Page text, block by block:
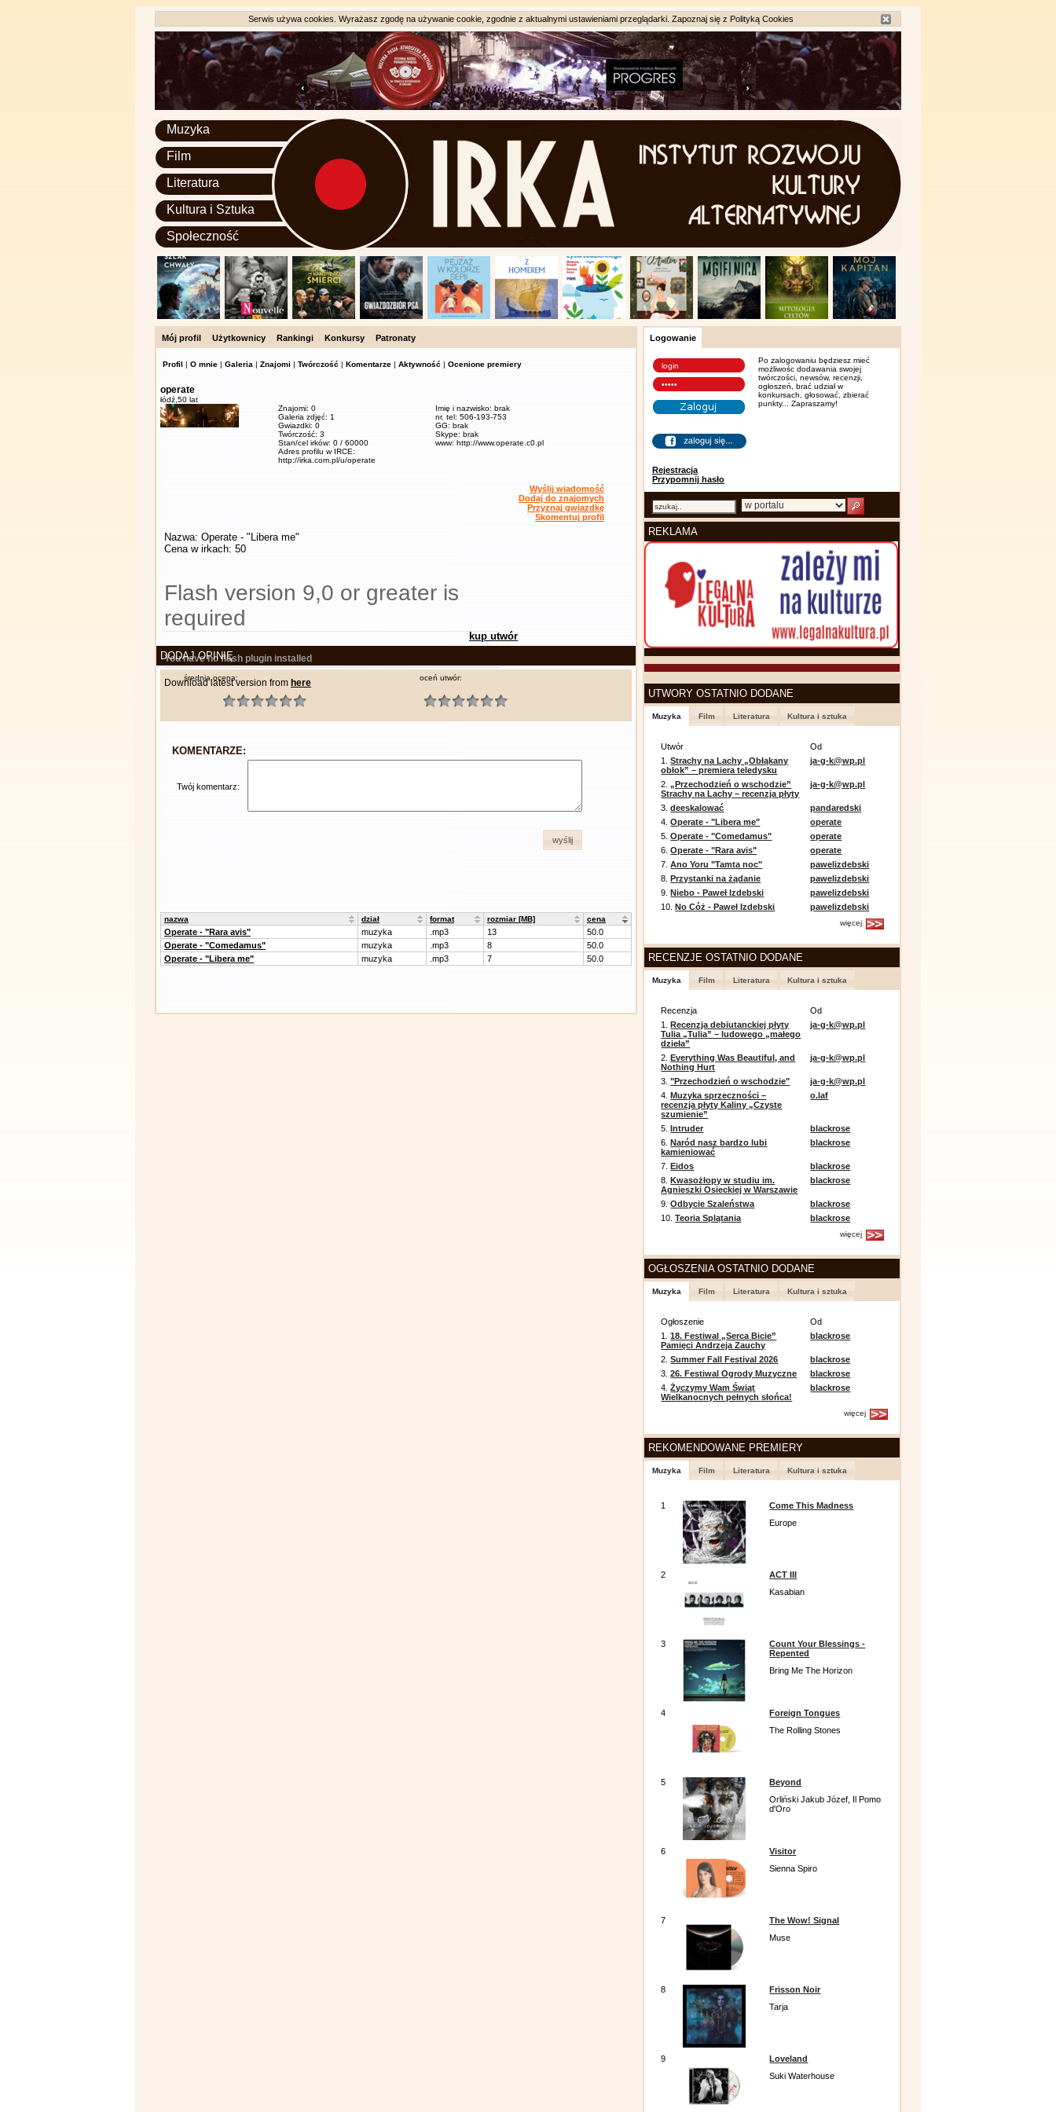
Serwis używa cookies. Wyrażasz zgodę na używanie cookie, zgodnie z aktualnymi ustawieniami przeglądarki. Zapoznaj się z Polityką Cookies
Muzyka
Film
Literatura
Kultura i Sztuka
Społeczność
Mój profil Użytkownicy Rankingi Konkursy Patronaty
Profil | O mnie | Galeria | Znajomi | Twórczość | Komentarze | Aktywność | Ocenione premiery
operate
łódź, 50 lat
Znajomi: 0
Galeria zdjęć: 1
Gwiazdki: 0
Twórczość: 3
Stan/cel irków: 0 / 60000
Adres profilu w IRCE:
http://irka.com.pl/u/operate
Imię i nazwisko: brak
nr. tel: 506-193-753
GG: brak
Skype: brak
www: http://www.operate.c0.pl
Wyślij wiadomość
Dodaj do znajomych
Przyznaj gwiazdkę
Skomentuj profil
Nazwa: Operate - "Libera me"
Cena w irkach: 50
Flash version 9,0 or greater is
required
You have no flash plugin installed
Download latest version from here
kup utwór
DODAJ OPINIĘ
średnia ocena: oceń utwór:
KOMENTARZE:
Twój komentarz:
wyślij
nazwa dział format rozmiar [MB] cena
Operate - "Rara avis" muzyka .mp3 13
50.0
Operate - "Comedamus"
muzyka .mp3 8
50.0
Operate - "Libera me"
muzyka .mp3 7 50.0
Logowanie
Rejestracja
Przypomnij hasło
Po zalogowaniu będziesz mieć
możliwośc dodawania swojej
twórczości, newsów, recenzji,
ogłoszeń, brać udział w
konkursach, głosować, zbierać
punkty... Zapraszamy!
REKLAMA
UTWORY OSTATNIO DODANE
Muzyka Film Literatura Kultura i sztuka
Utwór
Od
1.Strachy na Lachy „Obłąkany
obłok” – premiera teledysku
ja-g-k@wp.pl
2.„Przechodzień o wschodzie”
Strachy na Lachy – recenzja płyty
ja-g-k@wp.pl
3.deeskalować
pandaredski
4.Operate - "Libera me"
operate
5.Operate - "Comedamus"
operate
6.Operate - "Rara avis"
operate
7.Ano Yoru "Tamta noc"
pawelizdebski
8.Przystanki na żądanie
pawelizdebski
9.Niebo - Paweł Izdebski
pawelizdebski
10.No Cóż - Paweł Izdebski pawelizdebski
więcej
RECENZJE OSTATNIO DODANE
Muzyka Film Literatura Kultura i sztuka
Recenzja
Od
1.Recenzja debiutanckiej płyty
Tulia „Tulia” – ludowego „małego
dzieła”
ja-g-k@wp.pl
2.Everything Was Beautiful, and
Nothing Hurt
ja-g-k@wp.pl
3."Przechodzień o wschodzie"
ja-g-k@wp.pl
4.Muzyka sprzeczności –
recenzja płyty Kaliny „Czyste
szumienie”
o.laf
5.Intruder
blackrose
6.Naród nasz bardzo lubi
kamieniować
blackrose
7.Eidos
blackrose
8.Kwasożłopy w studiu im.
Agnieszki Osieckiej w Warszawie
blackrose
9.Odbycie Szaleństwa
blackrose
10.Teoria Splątania blackrose
więcej
OGŁOSZENIA OSTATNIO DODANE
Muzyka Film Literatura Kultura i sztuka
Ogłoszenie
Od
1.18. Festiwal „Serca Bicie”
Pamięci Andrzeja Zauchy
blackrose
2.Summer Fall Festival 2026
blackrose
3.26. Festiwal Ogrody Muzyczne
blackrose
4.Życzymy Wam Świąt
Wielkanocnych pełnych słońca!
blackrose
więcej
REKOMENDOWANE PREMIERY
Muzyka Film Literatura Kultura i sztuka
1
Come This Madness
Europe
2
ACT III
Kasabian
3
Count Your Blessings -
Repented
Bring Me The Horizon
4
Foreign Tongues
The Rolling Stones
5
Beyond
Orliński Jakub Józef, Il Pomo
d'Oro
6
Visitor
Sienna Spiro
7
The Wow! Signal
Muse
8
Frisson Noir
Tarja
9
Loveland
Suki Waterhouse